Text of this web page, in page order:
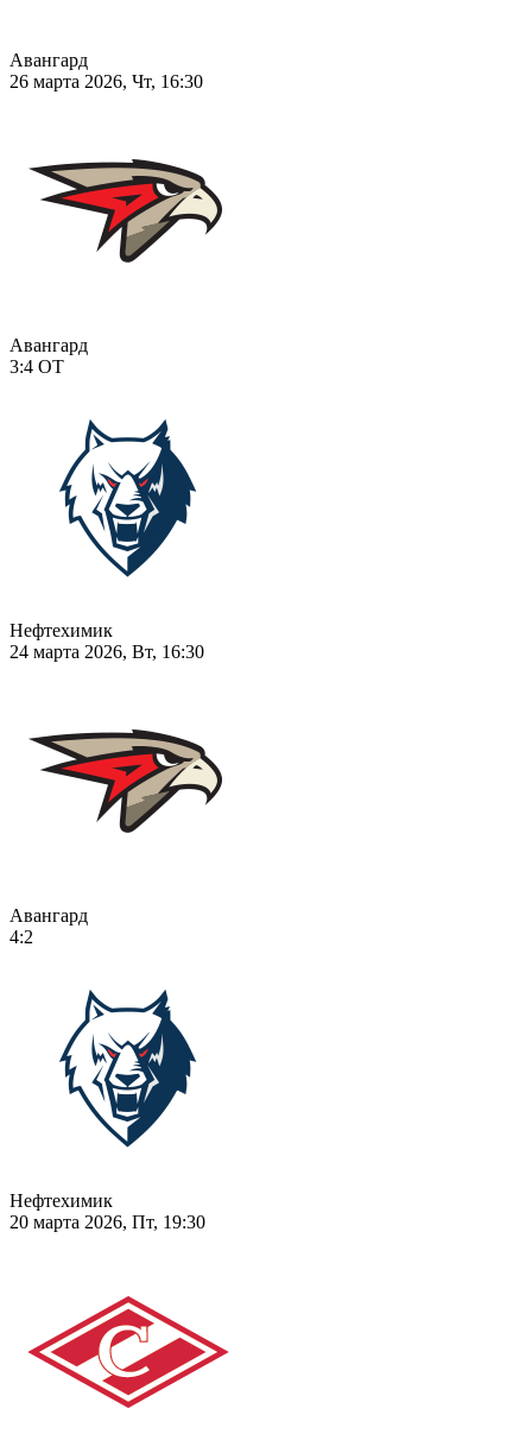
Авангард
26 марта 2026, Чт, 16:30
Авангард
3:4 ОТ
Нефтехимик
24 марта 2026, Вт, 16:30
Авангард
4:2
Нефтехимик
20 марта 2026, Пт, 19:30